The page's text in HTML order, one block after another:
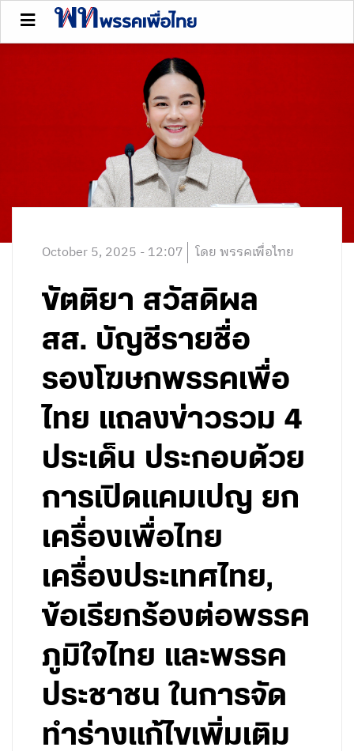
October 5, 2025 - 12:07 โดย พรรคเพื่อไทย
ขัตติยา สวัสดิผล
สส. บัญชีรายชื่อ
รองโฆษกพรรคเพื่อ
ไทย แถลงข่าวรวม 4
ประเด็น ประกอบด้วย
การเปิดแคมเปญ ยก
เครื่องเพื่อไทย
เครื่องประเทศไทย,
ข้อเรียกร้องต่อพรรค
ภูมิใจไทย และพรรค
ประชาชน ในการจัด
ทำร่างแก้ไขเพิ่มเติม